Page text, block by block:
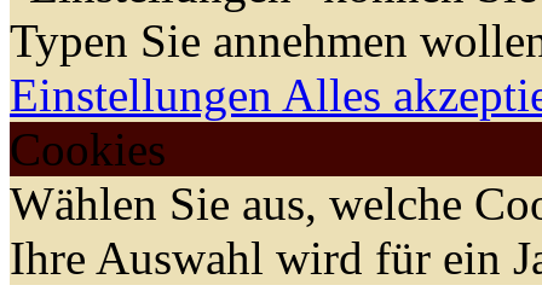
Typen Sie annehmen
Einstellungen Alles
Cookies
Wählen Sie aus, welche
Ihre Auswahl wird für ein